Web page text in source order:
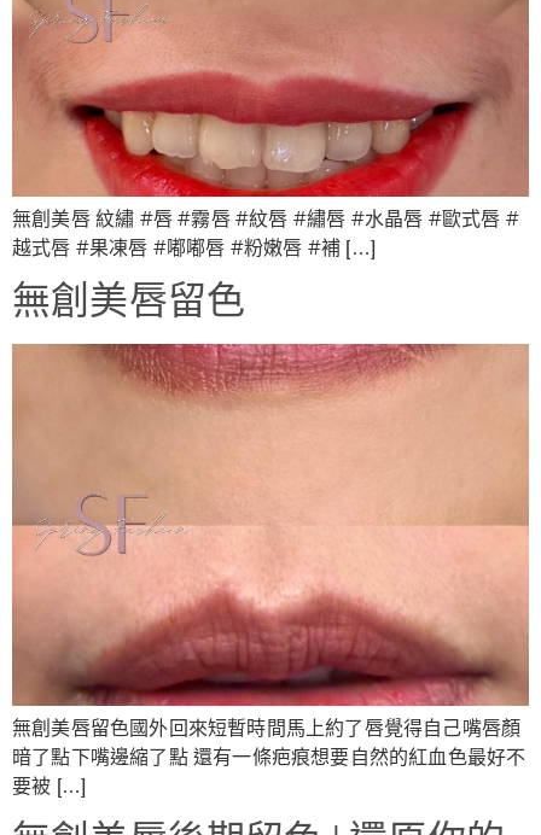
無創美唇 紋繡 #唇 #霧唇 #紋唇 #繡唇 #水晶唇 #歐式唇 #
越式唇 #果凍唇 #嘟嘟唇 #粉嫩唇 #補 […]
無創美唇留色
無創美唇留色國外回來短暫時間馬上約了唇覺得自己嘴唇顏
暗了點下嘴邊縮了點 還有一條疤痕想要自然的紅血色最好不
要被 […]